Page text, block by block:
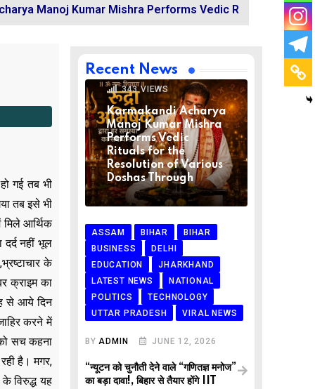
Kumar Mishra Performs Vedic Rituals for the
गई तब भी
तब इसे भी
आर्थिक
नहीं भूल
के
क्राइम का
से आये दिन
करने में
सच कहना
है। मगर,
विरुद्ध यह
Recent News
NATIONAL
RELIGION
0COMMENTS
343VIEWS
Karmakandi Acharya
Manoj Kumar Mishra
Performs Vedic
Rituals for the
Resolution of Various
Doshas Through
ASSAM BIHAR
BIHAR
BUSINESS
DELHI
EDUCATION
JHARKHAND
LATEST NEWS
NATIONAL
POLITICS
TECHNOLOGY
UTTAR PRADESH
VIRAL NEWS
BYADMIN JUNE 12, 2026
“न्यूटन को चुनौती देने वाले “गणितज्ञ मनोज”
का बड़ा दावा!, बिहार से तैयार होंगे IIT